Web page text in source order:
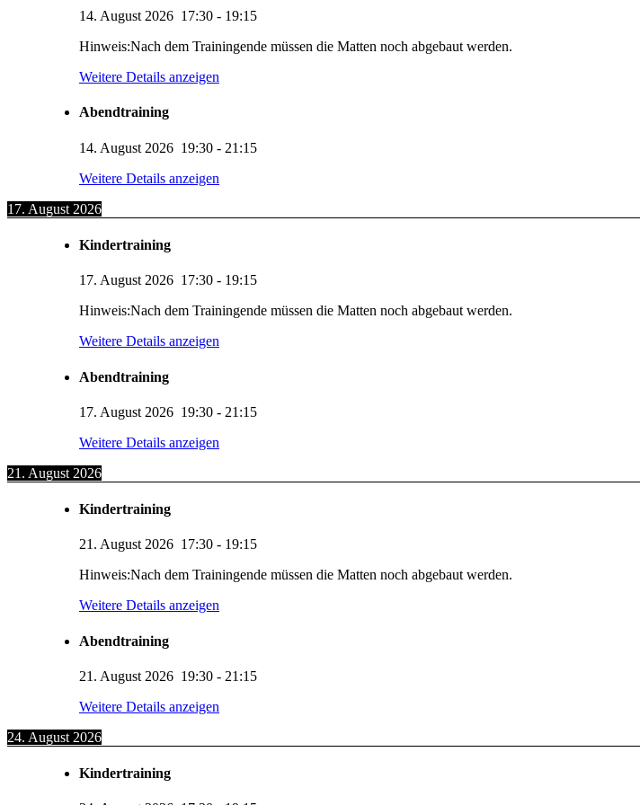
14. August 2026 17:30 - 19:15
Hinweis:Nach dem Trainingende müssen die Matten noch abgebaut werden.
Weitere Details anzeigen
Abendtraining
14. August 2026 19:30 - 21:15
Weitere Details anzeigen
17. August 2026
Kindertraining
17. August 2026 17:30 - 19:15
Hinweis:Nach dem Trainingende müssen die Matten noch abgebaut werden.
Weitere Details anzeigen
Abendtraining
17. August 2026 19:30 - 21:15
Weitere Details anzeigen
21. August 2026
Kindertraining
21. August 2026 17:30 - 19:15
Hinweis:Nach dem Trainingende müssen die Matten noch abgebaut werden.
Weitere Details anzeigen
Abendtraining
21. August 2026 19:30 - 21:15
Weitere Details anzeigen
24. August 2026
Kindertraining